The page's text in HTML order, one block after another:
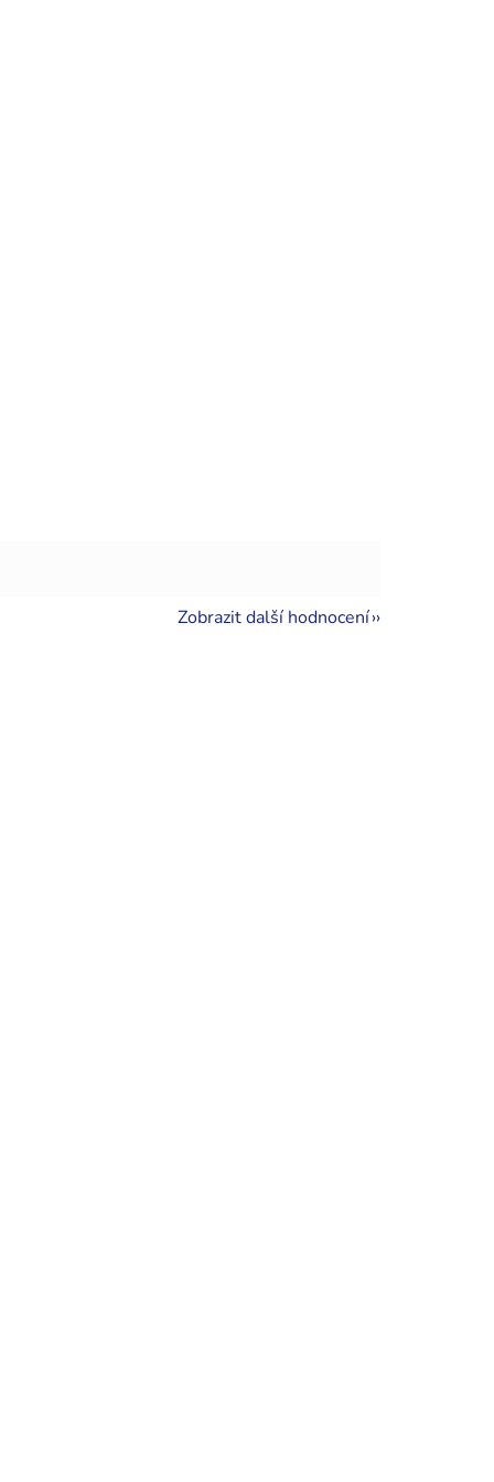
Zobrazit další hodnocení